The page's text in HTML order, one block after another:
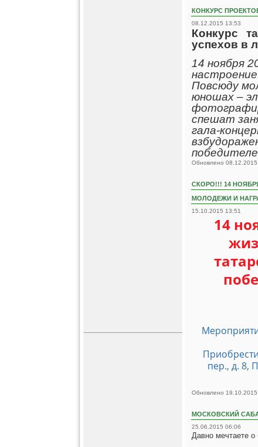
КОНКУРС
08.12.2015 13:53
Конкурс
успехов в
14 ноября
Повсюду
юношах –
спешат
гала-
Обновлено 08.12.2015
СКОРО!!! 14
МОЛОДЕЖИ И
15.10.2015 13:51
14
пер., д. 8,
Обновлено 19.10.2015
МОСКОВСКИЙ
25.06.2015 06:06
Давно мечтаете